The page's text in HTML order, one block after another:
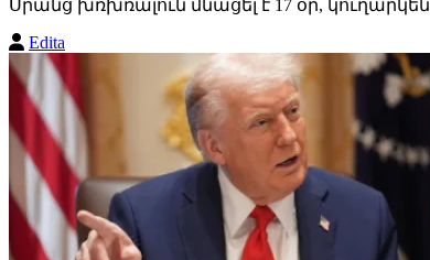
Սրանց խռխռալուն մնացել է 17 օր,
Edita